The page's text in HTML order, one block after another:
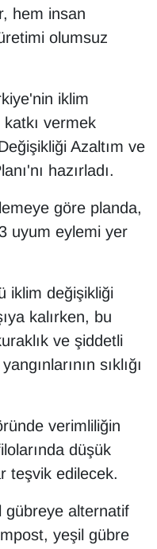
hem insan
olumsuz
iklim
vermek
Azaltım ve
hazırladı.
göre planda,
uyum eylemi yer
iklim değişikliği
kalırken, bu
ve şiddetli
sıklığı
verimliliğin
düşük
teşvik edilecek.
gübreye alternatif
yeşil gübre